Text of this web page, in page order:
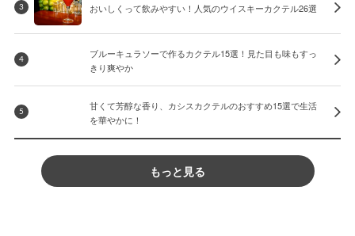
3 おいしくって飲みやすい！人気のウイスキーカクテル26選
4
ブルーキュラソーで作るカクテル15選！見た目も味もすっ
きり爽やか
5
甘くて芳醇な香り、カシスカクテルのおすすめ15選で生活
を華やかに！
もっと見る